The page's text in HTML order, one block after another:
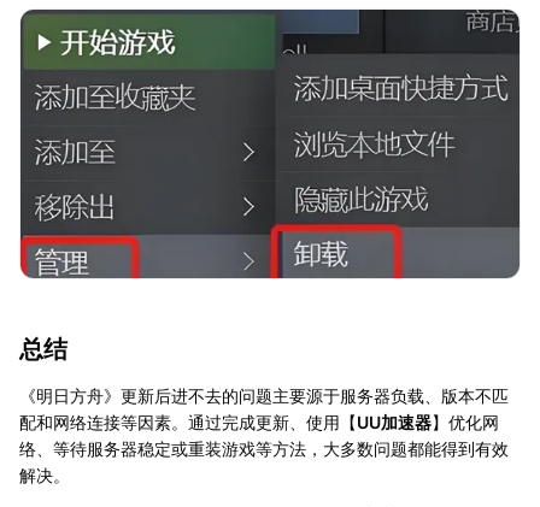
总结
《明日方舟》更新后进不去的问题主要源于服务器负载、版本不匹
配和网络连接等因素。通过完成更新、使用【UU加速器】优化网
络、等待服务器稳定或重装游戏等方法，大多数问题都能得到有效
解决。